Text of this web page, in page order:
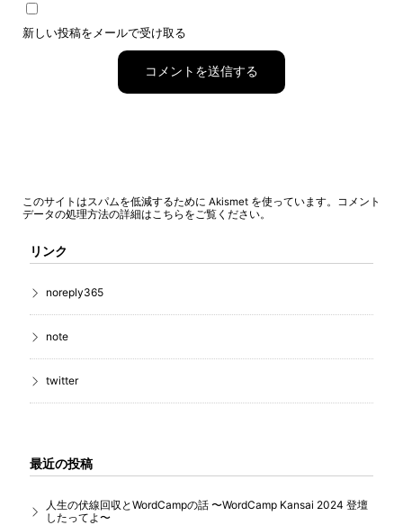
新しい投稿をメールで受け取る
このサイトはスパムを低減するために Akismet を使っています。 コメント
データの処理方法の詳細はこちらをご覧ください。
リンク
noreply365
note
twitter
最近の投稿
人生の伏線回収とWordCampの話 〜WordCamp Kansai 2024 登壇
したってよ〜